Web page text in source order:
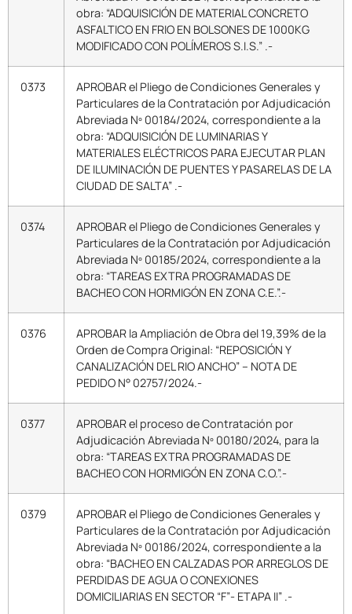
obra: “ADQUISICIÓN DE MATERIAL CONCRETO
ASFALTICO EN FRIO EN BOLSONES DE 1000KG
MODIFICADO CON POLÍMEROS S.I.S.” .-
0373
APROBAR el Pliego de Condiciones Generales y
Particulares de la Contratación por Adjudicación
Abreviada Nº 00184/2024, correspondiente a la
obra: “ADQUISICIÓN DE LUMINARIAS Y
MATERIALES ELÉCTRICOS PARA EJECUTAR PLAN
DE ILUMINACIÓN DE PUENTES Y PASARELAS DE LA
CIUDAD DE SALTA” .-
0374
APROBAR el Pliego de Condiciones Generales y
Particulares de la Contratación por Adjudicación
Abreviada Nº 00185/2024, correspondiente a la
obra: “TAREAS EXTRA PROGRAMADAS DE
BACHEO CON HORMIGÓN EN ZONA C.E.”.-
0376
APROBAR la Ampliación de Obra del 19,39% de la
Orden de Compra Original: “REPOSICIÓN Y
CANALIZACIÓN DEL RIO ANCHO” – NOTA DE
PEDIDO N° 02757/2024.-
0377
APROBAR el proceso de Contratación por
Adjudicación Abreviada Nº 00180/2024, para la
obra: “TAREAS EXTRA PROGRAMADAS DE
BACHEO CON HORMIGÓN EN ZONA C.O.”.-
0379
APROBAR el Pliego de Condiciones Generales y
Particulares de la Contratación por Adjudicación
Abreviada Nº 00186/2024, correspondiente a la
obra: “BACHEO EN CALZADAS POR ARREGLOS DE
PERDIDAS DE AGUA O CONEXIONES
DOMICILIARIAS EN SECTOR “F”- ETAPA II” .-